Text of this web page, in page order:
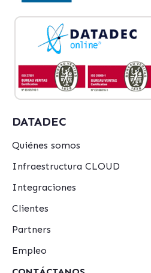
DATADEC
Quiénes somos
Infraestructura CLOUD
Integraciones
Clientes
Partners
Empleo